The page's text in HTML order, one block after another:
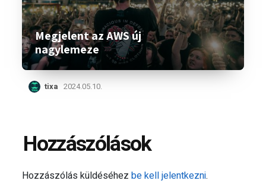
Megjelent az AWS új
nagylemeze
tixa 2024.05.10.
Hozzászólások
Hozzászólás küldéséhezbe kell jelentkezni.